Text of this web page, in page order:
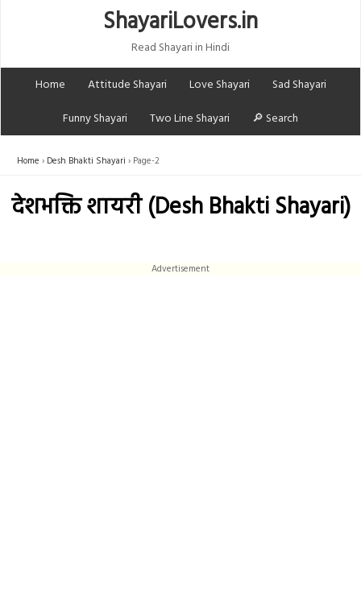
ShayariLovers.in
Read Shayari in Hindi
Home
Attitude Shayari Love Shayari
Sad Shayari
Funny Shayari
Two Line Shayari 🔎 Search
Home Desh Bhakti Shayari Page-2
देशभक्ति शायरी (Desh Bhakti Shayari)
Advertisement